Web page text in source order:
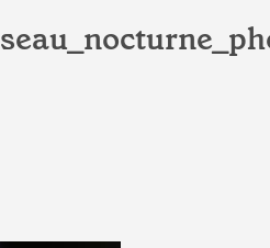
seau nocturne ph